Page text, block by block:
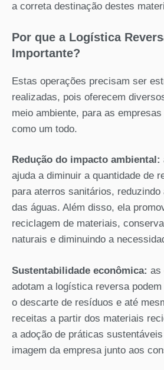
a correta destinação destes
Por que a Logística
Importante?
Estas operações precisam ser
realizadas, pois oferecem
meio ambiente, para as
como um todo.
Redução do impacto ambiental:
ajuda a diminuir a quantidade de
para aterros sanitários,
das águas. Além disso, ela
reciclagem de materiais,
naturais e diminuindo a
Sustentabilidade econômica: as
adotam a logística reversa
o descarte de resíduos e até
receitas a partir dos materiais
a adoção de práticas
imagem da empresa junto aos